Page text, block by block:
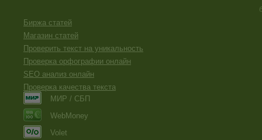
Биржа статей
Магазин статей
Проверить текст на уникальность
Проверка орфографии онлайн
SEO анализ онлайн
Проверка качества текста
МИР / СБП
WebMoney
Volet